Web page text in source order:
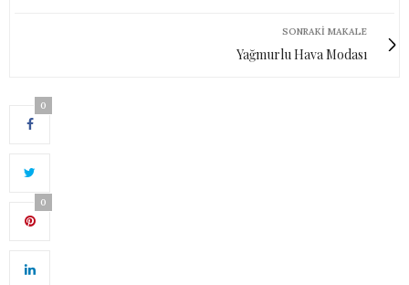
SONRAKI MAKALE
Yağmurlu Hava Modası
0
0